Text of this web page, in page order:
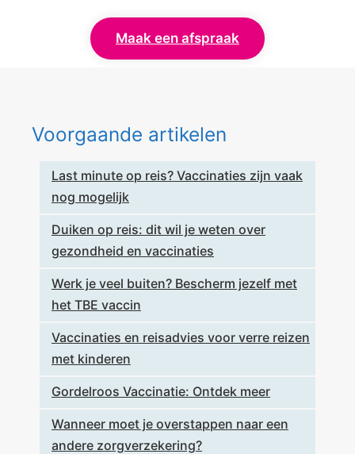
Maak een afspraak
Voorgaande artikelen
Last minute op reis? Vaccinaties zijn vaak
nog mogelijk
Duiken op reis: dit wil je weten over
gezondheid en vaccinaties
Werk je veel buiten? Bescherm jezelf met
het TBE vaccin
Vaccinaties en reisadvies voor verre reizen
met kinderen
Gordelroos Vaccinatie: Ontdek meer
Wanneer moet je overstappen naar een
andere zorgverzekering?